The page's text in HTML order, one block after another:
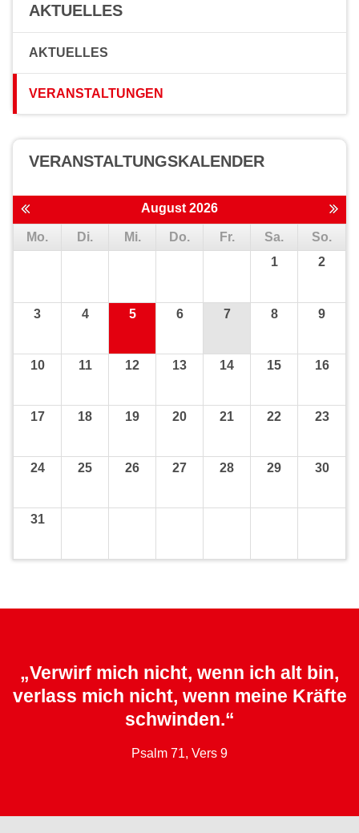
AKTUELLES
AKTUELLES
VERANSTALTUNGEN
VERANSTALTUNGS­KALENDER
August 2026
Mo. Di. Mi. Do. Fr. Sa.
So.
1
2
3 4 5 6 7 8 9
10 11 12 13 14 15 16
17 18 19 20 21 22 23
24 25 26 27 28 29 30
31
„Verwirf mich nicht, wenn ich alt bin,
verlass mich nicht, wenn meine Kräfte
schwinden.“
Psalm 71, Vers 9